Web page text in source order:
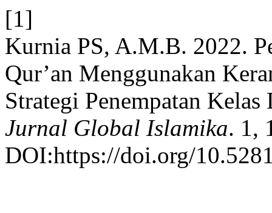
[1]
Kurnia PS, A.M.B. 2022.
Qur’an Menggunakan
Strategi Penempatan
Jurnal Global Islamika. 1,
DOI:https://doi.org/